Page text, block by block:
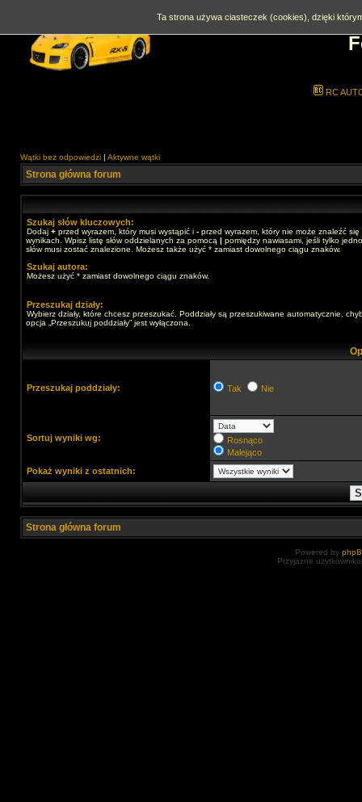
RC
Wątki bez odpowiedzi | Aktywne wątki
Strona główna forum
Szukaj słów kluczowych:
Dodaj + przed wyrazem, który musi wystąpić i - przed wyrazem, który nie może znaleźć się
wynikach. Wpisz listę słów oddzielanych za pomocą | pomiędzy nawiasami, jeśli tylko
słów musi zostać znalezione. Możesz także użyć * zamiast dowolnego ciągu znaków.
Szukaj autora:
Możesz użyć * zamiast dowolnego ciągu znaków.
Przeszukaj działy:
Wybierz działy, które chcesz przeszukać. Poddziały są przeszukiwane automatycznie,
opcja „Przeszukuj poddziały” jest wyłączona.
Przeszukaj poddziały: Tak Nie
Sortuj wyniki wg:
Rosnąco
Malejąco
Pokaż wyniki z ostatnich:
Strona główna forum
Powered by
Przyjazne
Ta strona używa ciasteczek (cookies), dzięki